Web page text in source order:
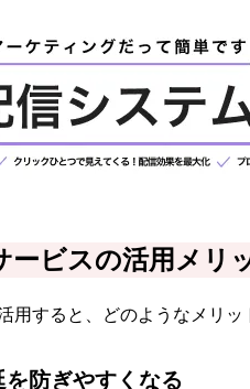
ービスの活用メリ
用すると、どのようなメリ
防ぎやすくなる